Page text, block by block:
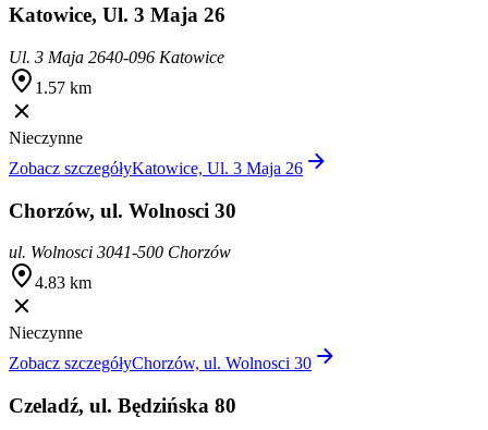
Katowice, Ul. 3 Maja 26
Ul. 3 Maja 2640-096 Katowice
1.57 km
Nieczynne
Zobacz szczegółyKatowice, Ul. 3 Maja 26
Chorzów, ul. Wolnosci 30
ul. Wolnosci 3041-500 Chorzów
4.83 km
Nieczynne
Zobacz szczegółyChorzów, ul. Wolnosci 30
Czeladź, ul. Będzińska 80